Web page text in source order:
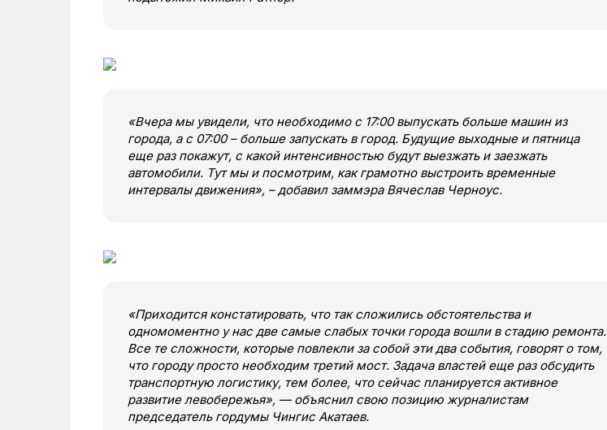
«Вчера мы увидели, что необходимо с 17:00 выпускать больше машин из
города, а с 07:00 – больше запускать в город. Будущие выходные и пятница
еще раз покажут, с какой интенсивностью будут выезжать и заезжать
автомобили. Тут мы и посмотрим, как грамотно выстроить временные
интервалы движения», – добавил заммэра Вячеслав Черноус.
«Приходится констатировать, что так сложились обстоятельства и
одномоментно у нас две самые слабых точки города вошли в стадию ремонта.
Все те сложности, которые повлекли за собой эти два события, говорят о том,
что городу просто необходим третий мост. Задача властей еще раз обсудить
транспортную логистику, тем более, что сейчас планируется активное
развитие левобережья», — объяснил свою позицию журналистам
председатель гордумы Чингис Акатаев.